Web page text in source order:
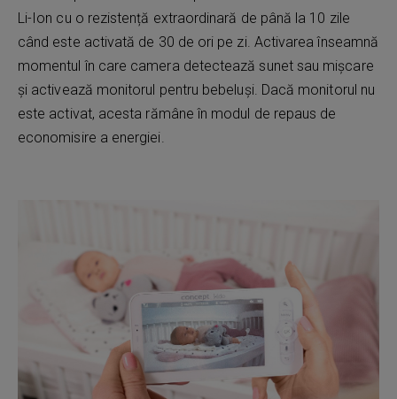
Li-Ion cu o rezistență extraordinară de până la 10 zile
când este activată de 30 de ori pe zi. Activarea înseamnă
momentul în care camera detectează sunet sau mișcare
și activează monitorul pentru bebeluși. Dacă monitorul nu
este activat, acesta rămâne în modul de repaus de
economisire a energiei.